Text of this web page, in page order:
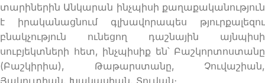
տարիներին Անկարան ինչպիսի քաղաքականություն
է իրականացնում գլխավորապես թյուրքալեզու
բնակչություն ունեցող դաշնային այնպիսի
սուբյեկտների հետ, ինչպիսիք են՝ Բաշկորտոստանը
(Բաշկիրիա), Թաթարստանը, Չուվաշիան,
Յակուտիան, Խակասիան, Տուվան։